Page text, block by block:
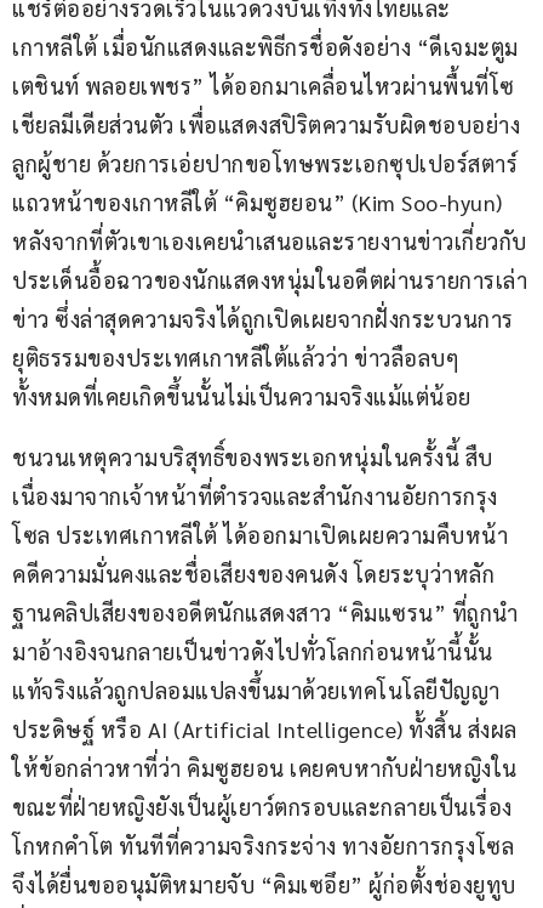
แชร์ต่ออย่างรวดเร็วในแวดวงบันเทิงทั้งไทยและ
เกาหลีใต้ เมื่อนักแสดงและพิธีกรชื่อดังอย่าง “ดีเจมะตูม
เตชินท์ พลอยเพชร” ได้ออกมาเคลื่อนไหวผ่านพื้นที่โซ
เชียลมีเดียส่วนตัว เพื่อแสดงสปิริตความรับผิดชอบอย่าง
ลูกผู้ชาย ด้วยการเอ่ยปากขอโทษพระเอกซุปเปอร์สตาร์
แถวหน้าของเกาหลีใต้ “คิมซูฮยอน” (Kim Soo-hyun)
หลังจากที่ตัวเขาเองเคยนำเสนอและรายงานข่าวเกี่ยวกับ
ประเด็นอื้อฉาวของนักแสดงหนุ่มในอดีตผ่านรายการเล่า
ข่าว ซึ่งล่าสุดความจริงได้ถูกเปิดเผยจากฝั่งกระบวนการ
ยุติธรรมของประเทศเกาหลีใต้แล้วว่า ข่าวลือลบๆ
ทั้งหมดที่เคยเกิดขึ้นนั้นไม่เป็นความจริงแม้แต่น้อย
ชนวนเหตุความบริสุทธิ์ของพระเอกหนุ่มในครั้งนี้ สืบ
เนื่องมาจากเจ้าหน้าที่ตำรวจและสำนักงานอัยการกรุง
โซล ประเทศเกาหลีใต้ ได้ออกมาเปิดเผยความคืบหน้า
คดีความมั่นคงและชื่อเสียงของคนดัง โดยระบุว่าหลัก
ฐานคลิปเสียงของอดีตนักแสดงสาว “คิมแซรน” ที่ถูกนำ
มาอ้างอิงจนกลายเป็นข่าวดังไปทั่วโลกก่อนหน้านี้นั้น
แท้จริงแล้วถูกปลอมแปลงขึ้นมาด้วยเทคโนโลยีปัญญา
ประดิษฐ์ หรือ AI (Artificial Intelligence) ทั้งสิ้น ส่งผล
ให้ข้อกล่าวหาที่ว่า คิมซูฮยอน เคยคบหากับฝ่ายหญิงใน
ขณะที่ฝ่ายหญิงยังเป็นผู้เยาว์ตกรอบและกลายเป็นเรื่อง
โกหกคำโต ทันทีที่ความจริงกระจ่าง ทางอัยการกรุงโซล
จึงได้ยื่นขออนุมัติหมายจับ “คิมเซอึย” ผู้ก่อตั้งช่องยูทูบ